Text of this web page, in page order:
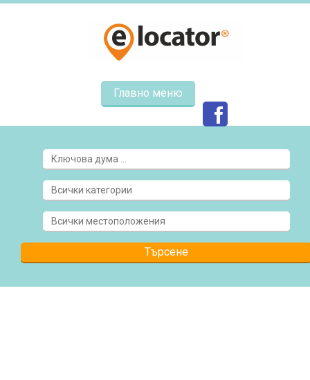
Главно меню